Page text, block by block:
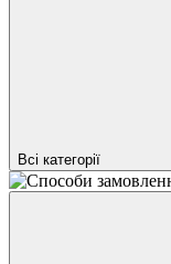
Всі категорії